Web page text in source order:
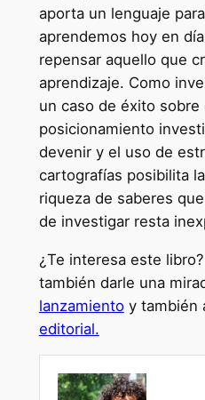
aporta un lenguaje
aprendemos hoy en
repensar aquello que
aprendizaje. Como
un caso de éxito sobre
posicionamiento
devenir y el uso de
cartografías posibilita
riqueza de saberes
de investigar resta
¿Te interesa este
también darle una
lanzamientoy también
editorial.